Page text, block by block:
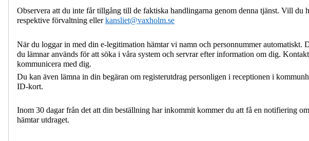
Observera att du inte får tillgång till de faktiska handlingarna genom denna tjänst. Vill du
respektive förvaltning ellerkansliet@vaxholm.se
När du loggar in med din e-legitimation hämtar vi namn och personnummer
du lämnar används för att söka i våra system och servrar efter information om dig.
kommunicera med dig.
Du kan även lämna in din begäran om registerutdrag personligen i receptionen i
ID-kort.
Inom 30 dagar från det att din beställning har inkommit kommer du att få en notifiering
hämtar utdraget.